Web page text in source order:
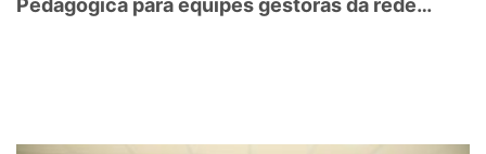
Pedagógica para equipes gestoras da rede